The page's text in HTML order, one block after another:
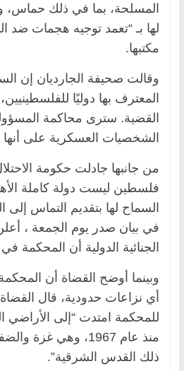
المسلحة، بما في ذلك حماس،
لها بـ “تعمد توجيه هجمات ضد
مكتبها.
وقالت صحيفة الجارديان إن
المعترف بها دوليًا
القضية. سترى محاكمة
الشخصيات العسكرية على
من جانبها جادلت حكومة
فلسطين ليست دولة كاملة
السماح لها بتقديم التماس
في بيان صدر يوم الجمعة ،
الجنائية الدولية أن المحكمة
وبينما أوضح القضاة أن
أي نزاعات حدودية، قال القضاة
للمحكمة امتدت “إلى الأراضي
منذ عام 1967، وهي
ذلك القدس الشرقية”.